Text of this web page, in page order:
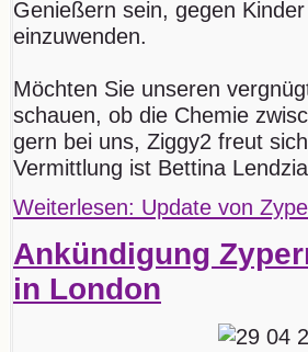
Genießern sein, gegen
einzuwenden.
Möchten Sie unseren
schauen, ob die Chemie
gern bei uns, Ziggy2 freut
Vermittlung ist Bettina
Weiterlesen: Update von
Ankündigung
in London